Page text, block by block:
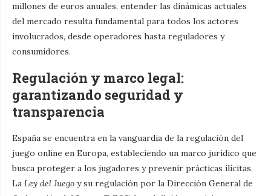
millones de euros anuales, entender las dinámicas actuales
del mercado resulta fundamental para todos los actores
involucrados, desde operadores hasta reguladores y
consumidores.
Regulación y marco legal:
garantizando seguridad y
transparencia
España se encuentra en la vanguardia de la regulación del
juego online en Europa, estableciendo un marco jurídico que
busca proteger a los jugadores y prevenir prácticas ilícitas.
La Ley del Juego y su regulación por la Dirección General de